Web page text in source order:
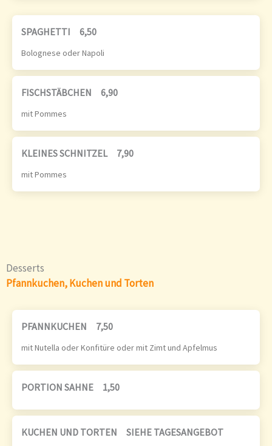
SPAGHETTI 6,50
Bolognese oder Napoli
FISCHSTÄBCHEN 6,90
mit Pommes
KLEINES SCHNITZEL 7,90
mit Pommes
Desserts
Pfannkuchen, Kuchen und Torten
PFANNKUCHEN 7,50
mit Nutella oder Konfitüre oder mit Zimt und Apfelmus
PORTION SAHNE 1,50
KUCHEN UND TORTEN SIEHE TAGESANGEBOT